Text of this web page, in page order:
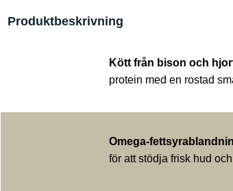
Produktbeskrivning
Kött från bison och
protein med en rostad
Omega-
för att stödja frisk hud